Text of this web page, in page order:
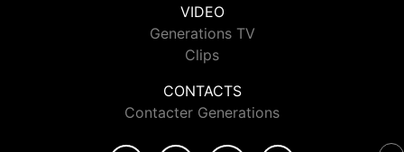
VIDEO
Generations TV
Clips
CONTACTS
Contacter Generations